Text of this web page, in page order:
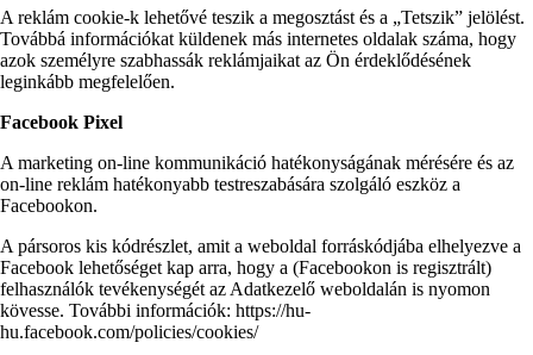
A reklám cookie-k lehetővé teszik a megosztást és a „Tetszik” jelölést.
Továbbá információkat küldenek más internetes oldalak száma, hogy
azok személyre szabhassák reklámjaikat az Ön érdeklődésének
leginkább megfelelően.
Facebook Pixel
A marketing on-line kommunikáció hatékonyságának mérésére és az
on-line reklám hatékonyabb testreszabására szolgáló eszköz a
Facebookon.
A pársoros kis kódrészlet, amit a weboldal forráskódjába elhelyezve a
Facebook lehetőséget kap arra, hogy a (Facebookon is regisztrált)
felhasználók tevékenységét az Adatkezelő weboldalán is nyomon
kövesse. További információk: https://hu-
hu.facebook.com/policies/cookies/